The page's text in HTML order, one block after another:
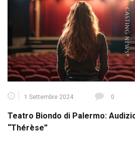
1 Settembre 2024 0
Teatro Biondo di Palermo:
“Thérèse”